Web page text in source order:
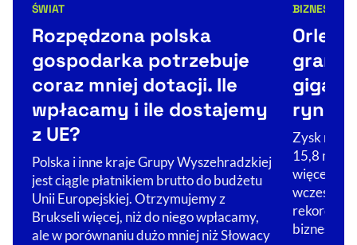
Kategorie artykułu:
ŚWIAT
Rozpędzona polska
gospodarka potrzebuje
coraz mniej dotacji. Ile
wpłacamy i ile dostajemy
z UE?
Polska i inne kraje Grupy Wyszehradzkiej
jest ciągle płatnikiem brutto do budżetu
Unii Europejskiej. Otrzymujemy z
Brukseli więcej, niż do niego wpłacamy,
ale w porównaniu dużo mniej niż Słowacy
Kategorie
BIZNES
Orlen
rynek
Zysk netto
15,8 mld
więcej, niż
wcześniej.
biznesów…